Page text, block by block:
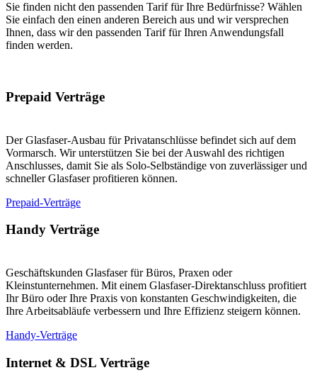
Sie finden nicht den passenden Tarif für Ihre Bedürfnisse? Wählen
Sie einfach den einen anderen Bereich aus und wir versprechen
Ihnen, dass wir den passenden Tarif für Ihren Anwendungsfall
finden werden.
Prepaid Verträge
Der Glasfaser-Ausbau für Privatanschlüsse befindet sich auf dem
Vormarsch. Wir unterstützen Sie bei der Auswahl des richtigen
Anschlusses, damit Sie als Solo-Selbständige von zuverlässiger und
schneller Glasfaser profitieren können.
Prepaid-Verträge
Handy Verträge
Geschäftskunden Glasfaser für Büros, Praxen oder
Kleinstunternehmen. Mit einem Glasfaser-Direktanschluss profitiert
Ihr Büro oder Ihre Praxis von konstanten Geschwindigkeiten, die
Ihre Arbeitsabläufe verbessern und Ihre Effizienz steigern können.
Handy-Verträge
Internet & DSL Verträge